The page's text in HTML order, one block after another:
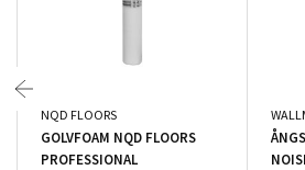
NQD FLOORS
GOLVFOAM NQD FLOORS
PROFESSIONAL